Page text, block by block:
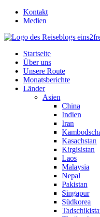
Skip
Kontakt
Medien
Startseite
Über uns
Unsere Route
Monatsberichte
Länder
Asien
China
Indien
Iran
Kasachstan
Kirgisistan
Laos
Malaysia
Nepal
Pakistan
Singapur
Südkorea